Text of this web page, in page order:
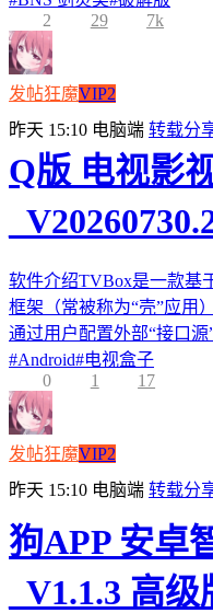
2
29 7k
发帖狂魔VIP2
昨天 15:10 电脑端 转载分
Q版 电视影
软件介绍TVBox是一款基
框架（常被称为“壳”应用
通过用户配置外部“接口源
#Android#电视盒子
0
1 17
发帖狂魔VIP2
昨天 15:10 电脑端 转载分
狗APP 安卓
_V1.1.3 高级